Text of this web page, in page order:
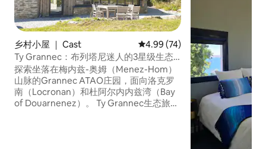
乡村小屋 ｜ Cast 平均评分 4.99 分（满分 5 分）
4.99 (74)
Ty Grannec：布列塔尼迷人的3星级生态
旅馆
探索坐落在梅内兹-奥姆（Menez-Hom）
山脉的Grannec ATAO庄园，面向洛克罗
南（Locronan）和杜阿尔内内兹湾（Bay
of Douarnenez）。 Ty Grannec生态旅舍